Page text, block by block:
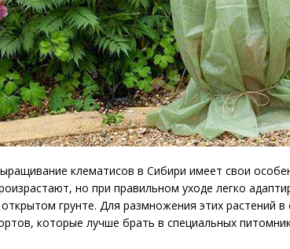
клематисов в Сибири имеет свои
но при правильном уходе легко
грунте. Для размножения этих растений
которые лучше брать в специальных